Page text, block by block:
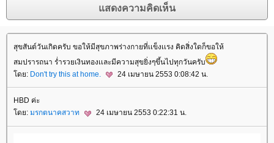
สุขสันต์วันเกิดครับ ขอให้มีสุขภาพร่างกายที่เเข็งเเรง คิดสิ่งใดก็ขอให้
สมปรารถนา ร่ำรวยเงินทองเเละมีความสุขยิ่งๆขึ้นไปทุกวันครับ
โดย: Don't try this at home. 24 เมษายน 2553 0:08:42 น.
HBD ค่ะ
โดย: มรกตนาคสวาท 24 เมษายน 2553 0:22:31 น.